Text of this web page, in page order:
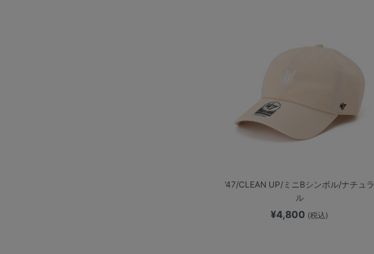
’47/CLEAN UP/ミニBシンボル/ナチュラ
ル
¥4,800 (税込)